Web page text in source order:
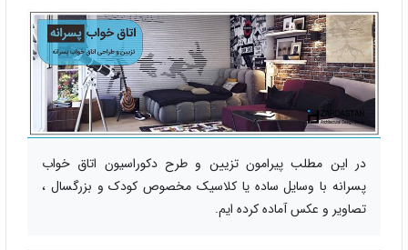
در این مطلب پیرامون تزیین و طرح دکوراسیون اتاق خواب
پسرانه با وسایل ساده یا کلاسیک مخصوص کودک و بزرگسال ،
تصاویر و عکس آماده کرده ایم.